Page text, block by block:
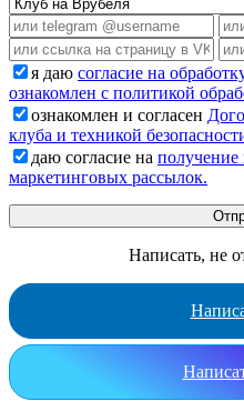
я даю согласие на
ознакомлен с политикой
ознакомлен и согласен
клуба и техникой
даю согласие на
маркетинговых рассылок.
Написать, не